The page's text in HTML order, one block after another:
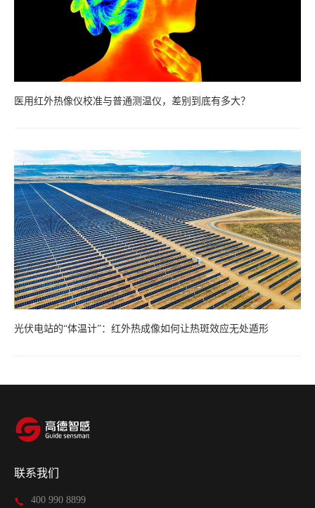
医用红外热像仪校准与普通测温仪，差别到底有多大？
光伏电站的“体温计”：红外热成像如何让热斑效应无处遁形
联系我们
400 990 8899